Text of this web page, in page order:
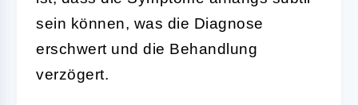
sein können, was die Diagnose
erschwert und die Behandlung
verzögert.